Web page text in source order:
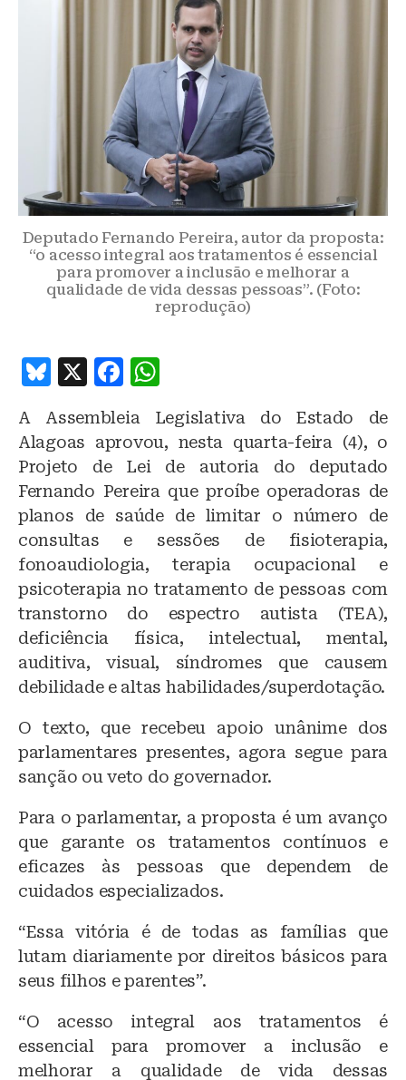
Deputado Fernando Pereira, autor da proposta:
“o acesso integral aos tratamentos é essencial
para promover a inclusão e melhorar a
qualidade de vida dessas pessoas”. (Foto:
reprodução)
B
e
s
k
y
X
F
c
e
b
o
o
k
at
s
A
p
p
A Assembleia Legislativa do Estado de
Alagoas aprovou, nesta quarta-feira (4), o
Projeto de Lei de autoria do deputado
Fernando Pereira que proíbe operadoras de
planos de saúde de limitar o número de
consultas e sessões de fisioterapia,
fonoaudiologia, terapia ocupacional e
psicoterapia no tratamento de pessoas com
transtorno do espectro autista (TEA),
deficiência física, intelectual, mental,
auditiva, visual, síndromes que causem
debilidade e altas habilidades/superdotação.
O texto, que recebeu apoio unânime dos
parlamentares presentes, agora segue para
sanção ou veto do governador.
Para o parlamentar, a proposta é um avanço
que garante os tratamentos contínuos e
eficazes às pessoas que dependem de
cuidados especializados.
“Essa vitória é de todas as famílias que
lutam diariamente por direitos básicos para
seus filhos e parentes”.
“O acesso integral aos tratamentos é
essencial para promover a inclusão e
melhorar a qualidade de vida dessas